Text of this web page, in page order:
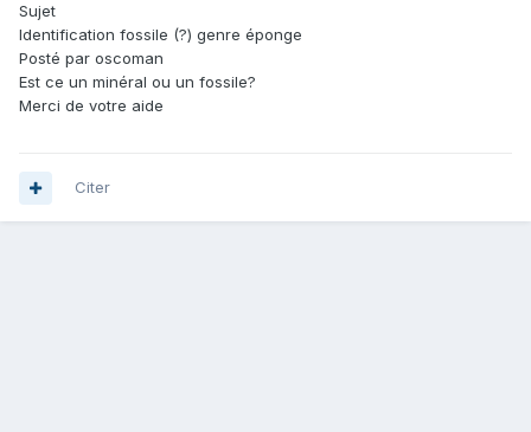
Sujet
Identification fossile (?) genre éponge
Posté par oscoman
Est ce un minéral ou un fossile?
Merci de votre aide
Citer